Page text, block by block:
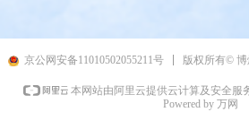
京公网安备11010502055211号 版权所有© 博
本网站由阿里云提供云计算及安全服
Powered by 万网